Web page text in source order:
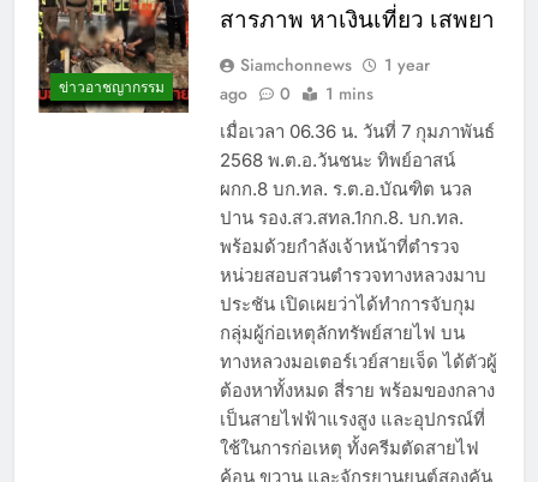
ข่าวอาชญากรรม
สารภาพ หาเงินเที่ยว เสพยา
Siamchonnews
1 year
ago
0 1 mins
เมื่อเวลา 06.36 น. วันที่ 7 กุมภาพันธ์
2568 พ.ต.อ.วันชนะ ทิพย์อาสน์
ผกก.8 บก.ทล. ร.ต.อ.บัณฑิต นวล
ปาน รอง.สว.สทล.1กก.8. บก.ทล.
พร้อมด้วยกำลังเจ้าหน้าที่ตำรวจ
หน่วยสอบสวนตำรวจทางหลวงมาบ
ประชัน เปิดเผยว่าได้ทำการจับกุม
กลุ่มผู้ก่อเหตุลักทรัพย์สายไฟ บน
ทางหลวงมอเตอร์เวย์สายเจ็ด ได้ตัวผู้
ต้องหาทั้งหมด สี่ราย พร้อมของกลาง
เป็นสายไฟฟ้าแรงสูง และอุปกรณ์ที่
ใช้ในการก่อเหตุ ทั้งครีมตัดสายไฟ
ค้อน ขวาน และจักรยานยนต์สองคัน